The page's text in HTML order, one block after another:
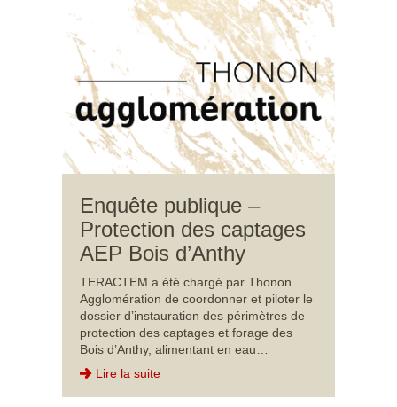
Enquête publique –
Protection des captages
AEP Bois d’Anthy
TERACTEM a été chargé par Thonon
Agglomération de coordonner et piloter le
dossier d’instauration des périmètres de
protection des captages et forage des
Bois d’Anthy, alimentant en eau…
Lire la suite